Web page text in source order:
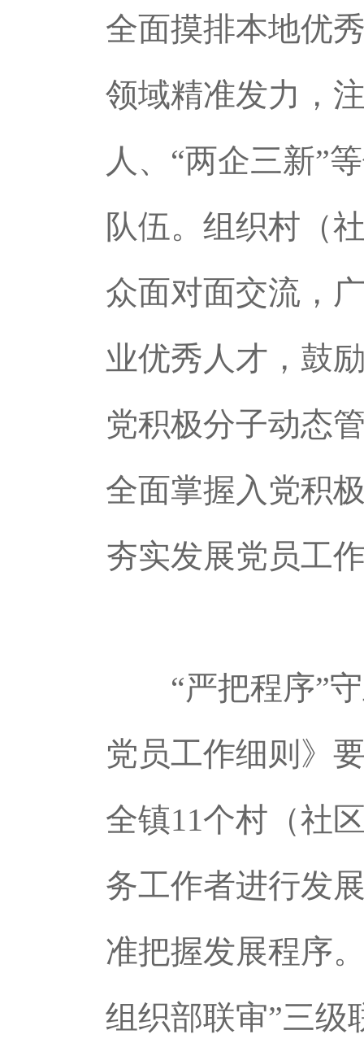
全面摸排本地优
领域精准发力，
人、“两企三新”
队伍。组织村（
众面对面交流，
业优秀人才，鼓
党积极分子动态
全面掌握入党积
夯实发展党员工
“严把程序”
党员工作细则》
全镇11个村（社
务工作者进行发
准把握发展程序
组织部联审”三级